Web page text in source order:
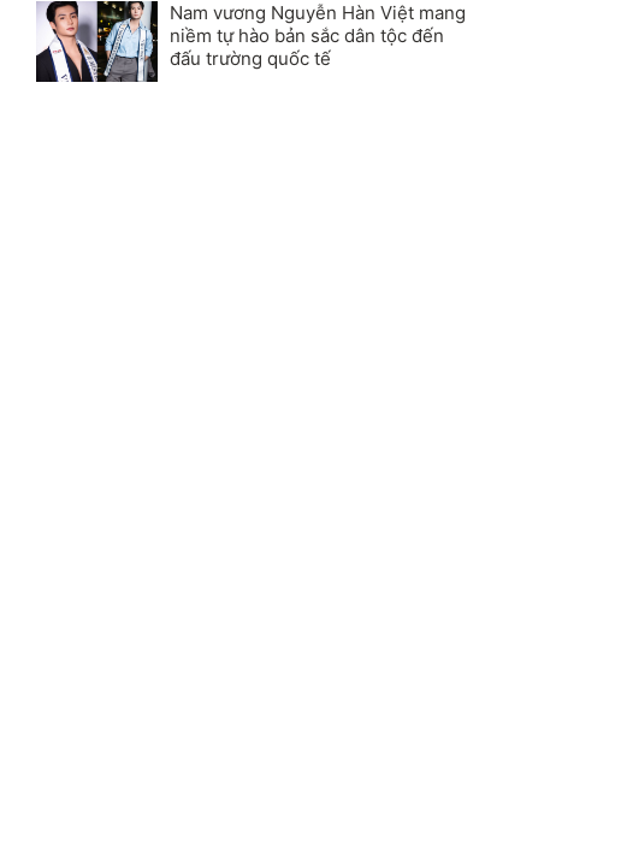
Nam vương Nguyễn Hàn Việt mang
niềm tự hào bản sắc dân tộc đến
đấu trường quốc tế